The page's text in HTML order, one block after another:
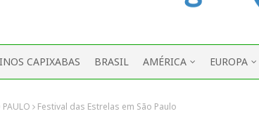
CAPIXABAS BRASIL AMÉRICA EUROPA
PAULO Festival das Estrelas em São Paulo